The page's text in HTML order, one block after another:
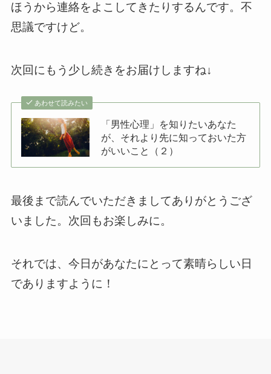
ほうから連絡をよこしてきたりするんです。不
思議ですけど。
次回にもう少し続きをお届けしますね↓
あわせて読みたい
「男性心理」を知りたいあなた
が、それより先に知っておいた方
がいいこと（２）
最後まで読んでいただきましてありがとうござ
いました。次回もお楽しみに。
それでは、今日があなたにとって素晴らしい日
でありますように！